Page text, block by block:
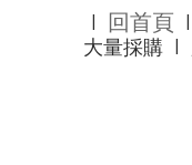
回首頁
大量採購